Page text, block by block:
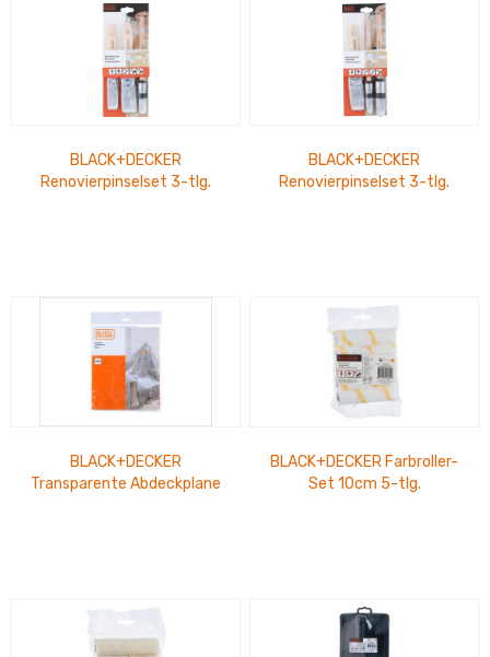
BLACK+DECKER
Renovierpinselset 3-tlg.
BLACK+DECKER
Renovierpinselset 3-tlg.
BLACK+DECKER
Transparente Abdeckplane
BLACK+DECKER Farbroller-
Set 10cm 5-tlg.